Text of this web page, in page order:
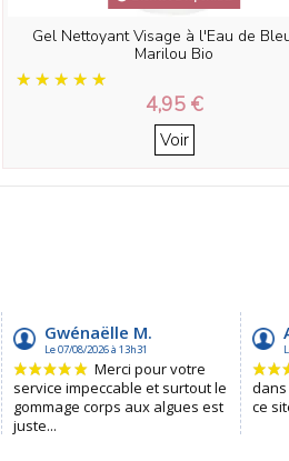
Gel Nettoyant Visage à l'Eau de
Marilou Bio
4,95 €
Voir